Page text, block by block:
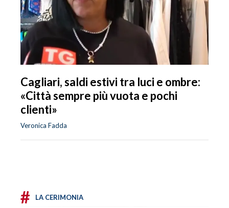
Cagliari, saldi estivi tra luci e ombre:
«Città sempre più vuota e pochi
clienti»
Veronica Fadda
# LA CERIMONIA